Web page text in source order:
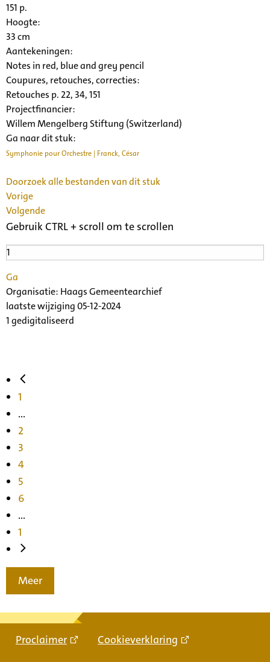
151 p.
Hoogte:
33 cm
Aantekeningen:
Notes in red, blue and grey pencil
Coupures, retouches, correcties:
Retouches p. 22, 34, 151
Projectfinancier:
Willem Mengelberg Stiftung (Switzerland)
Ga naar dit stuk:
Symphonie pour Orchestre | Franck, César
Doorzoek alle bestanden van dit stuk
Vorige
Volgende
Gebruik CTRL + scroll om te scrollen
Ga
Organisatie: Haags Gemeentearchief
laatste wijziging 05-12-2024
1 gedigitaliseerd
1
...
2
3
4
5
6
...
1
Meer
Proclaimer Cookieverklaring